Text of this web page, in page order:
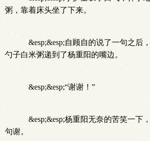
粥，靠着床头坐了下来。
&esp;&esp;自顾自的说了一句之后
勺子白米粥递到了杨重阳的嘴边。
&esp;&esp;“谢谢！”
&esp;&esp;杨重阳无奈的苦笑一下
句谢。